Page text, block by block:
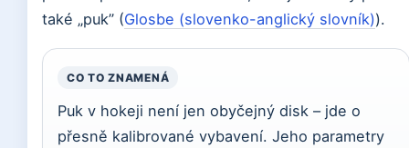
také „puk” (Glosbe (slovenko-anglický slovník)).
CO TO ZNAMENÁ
Puk v hokeji není jen obyčejný disk – jde o
přesně kalibrované vybavení. Jeho parametry